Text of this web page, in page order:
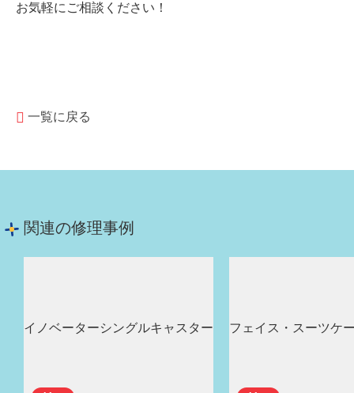
お気軽にご相談ください！
一覧に戻る
関連の修理事例